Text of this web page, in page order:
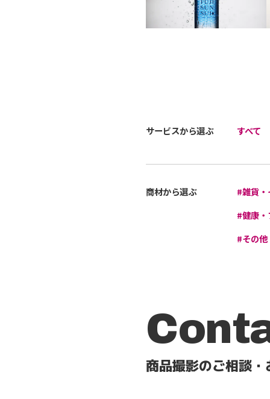
サービスから選ぶ すべて
商材から選ぶ
#雑貨
#健康
#その他
商品撮影のご相談・